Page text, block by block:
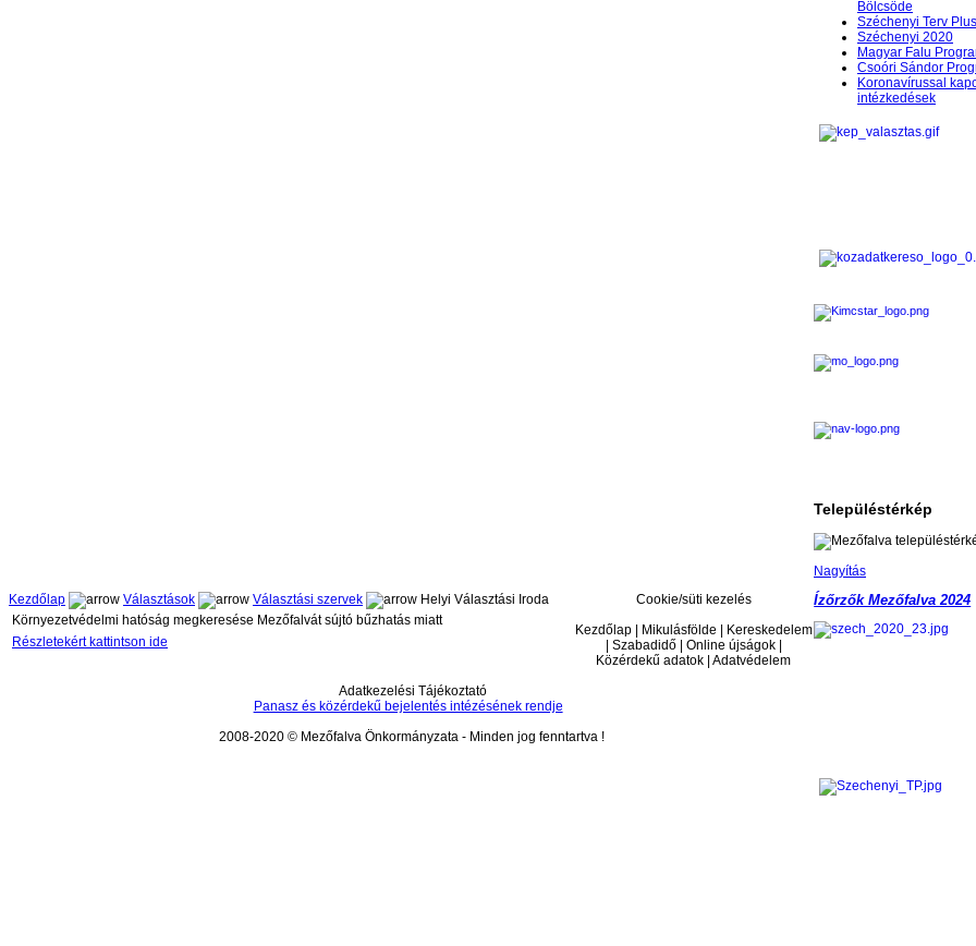
Bölcsöde
Széchenyi Terv
Széchenyi 2020
Magyar Falu
Csoóri Sándor
Koronavírussal
intézkedések
Településtérkép
Nagyítás
Kezdőlap
Választások Választási szervek
Helyi Választási Iroda
Környezetvédelmi hatóság megkeresése Mezőfalvát sújtó bűzhatás miatt
Részletekért kattintson ide
Ízőrzők Mezőfalva 2024
Cookie/süti kezelés
Kezdőlap | Mikulásfölde | Kereskedelem
| Szabadidő | Online újságok |
Közérdekű adatok | Adatvédelem
Adatkezelési Tájékoztató
Panasz és közérdekű bejelentés intézésének rendje
2008-2020 © Mezőfalva Önkormányzata - Minden jog fenntartva !